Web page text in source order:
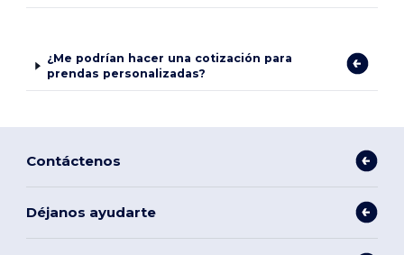
¿Me podrían hacer una cotización para
prendas personalizadas?
Contáctenos
Déjanos ayudarte